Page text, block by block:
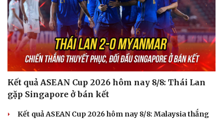
Sức khỏe
Dinh dưỡng - món ngon
Cây thuốc
Sản phụ khoa
Nhi khoa
Nam khoa
Làm đẹp - giảm cân
Phòng mạch online
Ăn sạch sống khỏe
Đời sống
Nhà đẹp
Blog
Tình yêu - Gia đình
Kết quả ASEAN Cup 2026 hôm nay 8/8: Thái Lan
gặp Singapore ở bán kết
Kết quả ASEAN Cup 2026 hôm nay 8/8: Malaysia thắng